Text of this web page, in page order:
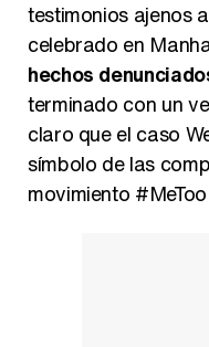
testimonios ajenos
celebrado en
hechos
terminado con un
claro que el caso
símbolo de las
movimiento